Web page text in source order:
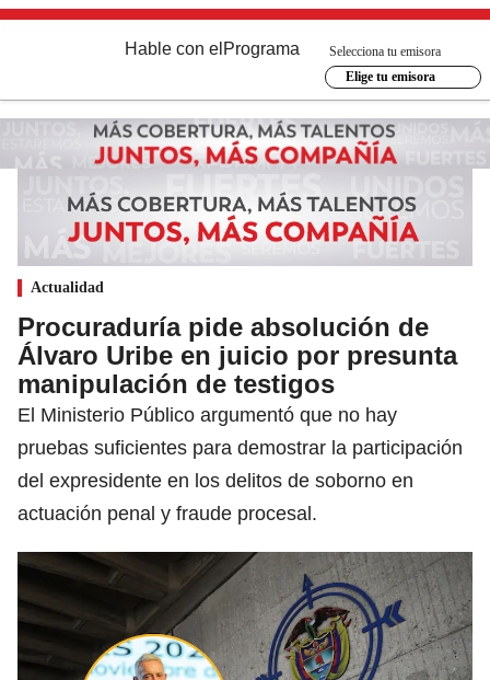
Hable con el Programa
Selecciona tu emisora
Elige tu emisora
Actualidad
Procuraduría pide absolución de
Álvaro Uribe en juicio por presunta
manipulación de testigos
El Ministerio Público argumentó que no hay
pruebas suficientes para demostrar la participación
del expresidente en los delitos de soborno en
actuación penal y fraude procesal.